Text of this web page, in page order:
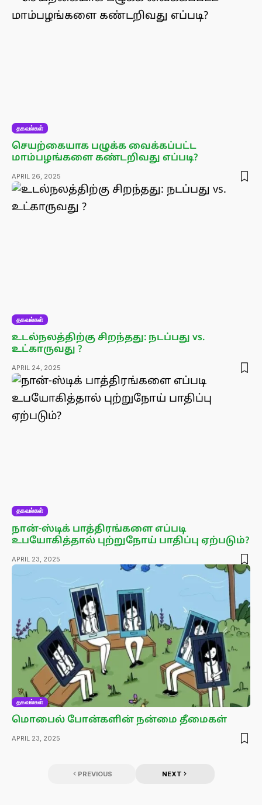
தகவல்கள்
செயற்கையாக பழுக்க வைக்கப்பட்ட
மாம்பழங்களை கண்டறிவது எப்படி?
APRIL 26, 2025
தகவல்கள்
உடல்நலத்திற்கு சிறந்தது: நடப்பது vs.
உட்காருவது ?
APRIL 24, 2025
தகவல்கள்
நான்-ஸ்டிக் பாத்திரங்களை எப்படி
உபயோகித்தால் புற்றுநோய் பாதிப்பு ஏற்படும்?
APRIL 23, 2025
தகவல்கள்
மொபைல் போன்களின் நன்மை தீமைகள்
APRIL 23, 2025
PREVIOUS NEXT